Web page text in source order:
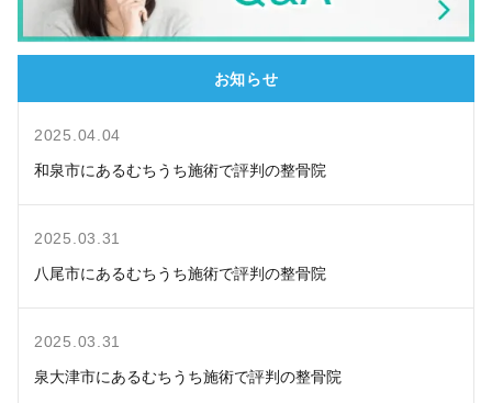
お知らせ
2025.04.04
和泉市にあるむちうち施術で評判の整骨院
2025.03.31
八尾市にあるむちうち施術で評判の整骨院
2025.03.31
泉大津市にあるむちうち施術で評判の整骨院